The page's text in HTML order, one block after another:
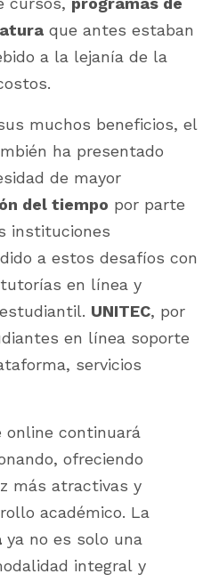
que antes estaban
a la lejanía de la
muchos beneficios, el
ha presentado
de mayor
del tiempo por parte
instituciones
a estos desafíos con
en línea y
UNITEC, por
en línea soporte
servicios
online continuará
ofreciendo
más atractivas y
académico. La
ya no es solo una
integral y